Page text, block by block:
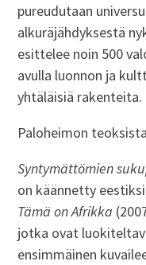
pureudutaan
alkuräjähdyksestä
esittelee noin 500
avulla luonnon ja
yhtäläisiä rakenteita.
Paloheimon
Syntymättömien
on käännetty
Tämä on Afrikka
jotka ovat
ensimmäinen